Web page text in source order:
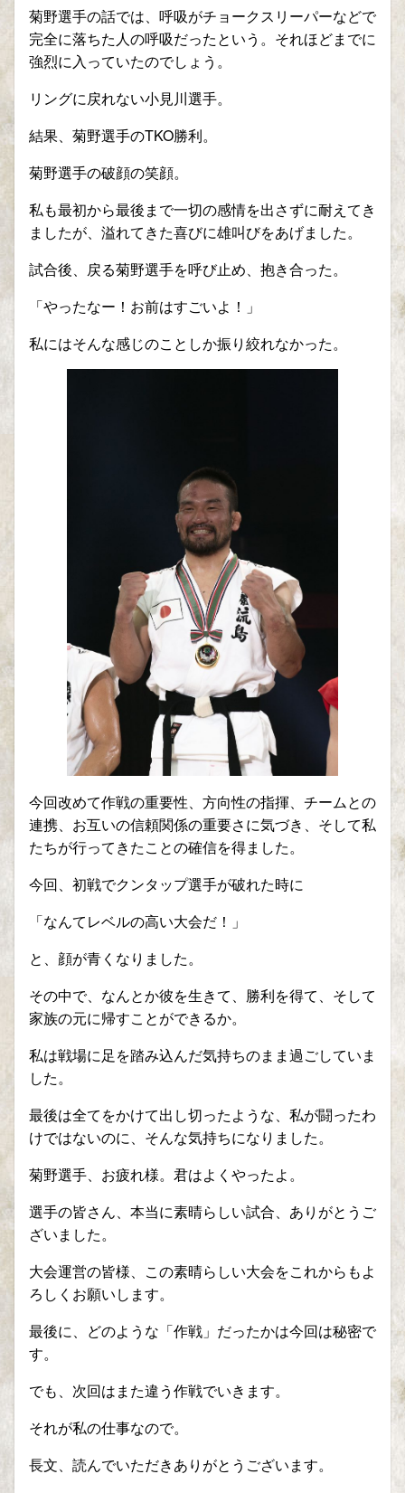
菊野選手の話では、呼吸がチョークスリーパーなどで
完全に落ちた人の呼吸だったという。それほどまでに
強烈に入っていたのでしょう。
リングに戻れない小見川選手。
結果、菊野選手のTKO勝利。
菊野選手の破顔の笑顔。
私も最初から最後まで一切の感情を出さずに耐えてき
ましたが、溢れてきた喜びに雄叫びをあげました。
試合後、戻る菊野選手を呼び止め、抱き合った。
「やったなー！お前はすごいよ！」
私にはそんな感じのことしか振り絞れなかった。
今回改めて作戦の重要性、方向性の指揮、チームとの
連携、お互いの信頼関係の重要さに気づき、そして私
たちが行ってきたことの確信を得ました。
今回、初戦でクンタップ選手が破れた時に
「なんてレベルの高い大会だ！」
と、顔が青くなりました。
その中で、なんとか彼を生きて、勝利を得て、そして
家族の元に帰すことができるか。
私は戦場に足を踏み込んだ気持ちのまま過ごしていま
した。
最後は全てをかけて出し切ったような、私が闘ったわ
けではないのに、そんな気持ちになりました。
菊野選手、お疲れ様。君はよくやったよ。
選手の皆さん、本当に素晴らしい試合、ありがとうご
ざいました。
大会運営の皆様、この素晴らしい大会をこれからもよ
ろしくお願いします。
最後に、どのような「作戦」だったかは今回は秘密で
す。
でも、次回はまた違う作戦でいきます。
それが私の仕事なので。
長文、読んでいただきありがとうございます。